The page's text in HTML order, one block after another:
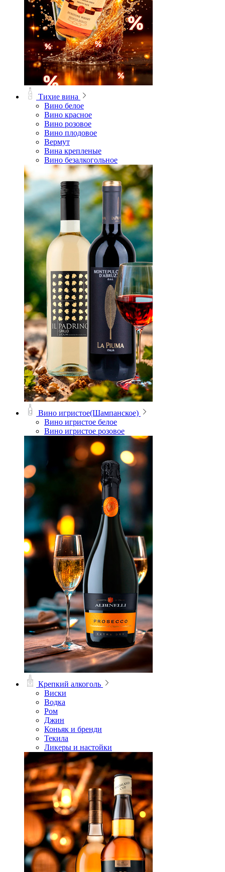
Тихие вина
Вино белое
Вино красное
Вино розовое
Вино плодовое
Вермут
Вина крепленые
Вино безалкогольное
Вино игристое(Шампанское)
Вино игристое белое
Вино игристое розовое
Крепкий алкоголь
Виски
Водка
Ром
Джин
Коньяк и бренди
Текила
Ликеры и настойки